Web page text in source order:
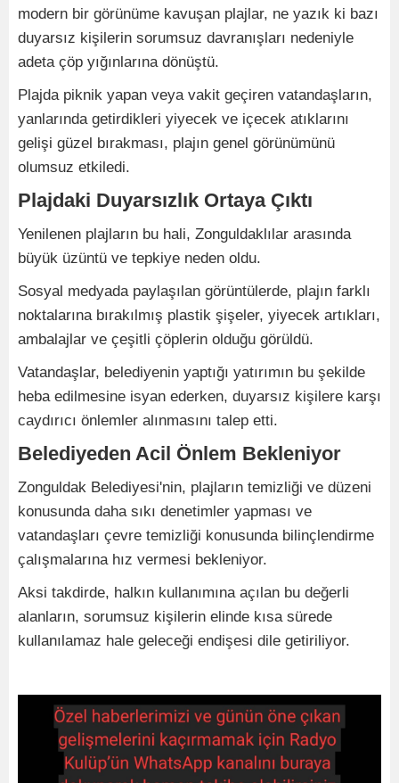
modern bir görünüme kavuşan plajlar, ne yazık ki bazı
duyarsız kişilerin sorumsuz davranışları nedeniyle
adeta çöp yığınlarına dönüştü.
Plajda piknik yapan veya vakit geçiren vatandaşların,
yanlarında getirdikleri yiyecek ve içecek atıklarını
gelişi güzel bırakması, plajın genel görünümünü
olumsuz etkiledi.
Plajdaki Duyarsızlık Ortaya Çıktı
Yenilenen plajların bu hali, Zonguldaklılar arasında
büyük üzüntü ve tepkiye neden oldu.
Sosyal medyada paylaşılan görüntülerde, plajın farklı
noktalarına bırakılmış plastik şişeler, yiyecek artıkları,
ambalajlar ve çeşitli çöplerin olduğu görüldü.
Vatandaşlar, belediyenin yaptığı yatırımın bu şekilde
heba edilmesine isyan ederken, duyarsız kişilere karşı
caydırıcı önlemler alınmasını talep etti.
Belediyeden Acil Önlem Bekleniyor
Zonguldak Belediyesi'nin, plajların temizliği ve düzeni
konusunda daha sıkı denetimler yapması ve
vatandaşları çevre temizliği konusunda bilinçlendirme
çalışmalarına hız vermesi bekleniyor.
Aksi takdirde, halkın kullanımına açılan bu değerli
alanların, sorumsuz kişilerin elinde kısa sürede
kullanılamaz hale geleceği endişesi dile getiriliyor.